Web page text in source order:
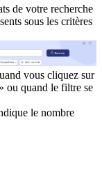
de votre recherche
sous les critères
vous cliquez sur
quand le filtre se
le nombre